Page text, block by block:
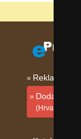
Reklama na
Dodati
(Hrvatski)